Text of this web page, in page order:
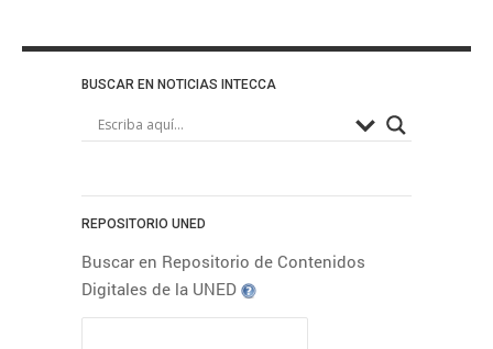
Técnicas de estudio UNED A
UNED Ponferrada
Histórico de Noticias
SÍGUENOS EN YOUTUBE
BUSCAR EN NOTICIAS INTECCA
REPOSITORIO UNED
Buscar en Repositorio de Contenidos
Digitales de la UNED